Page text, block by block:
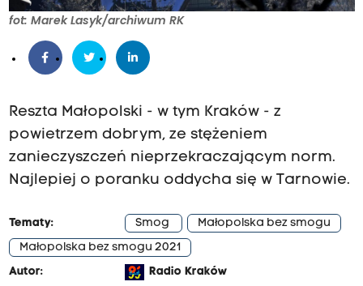
fot: Marek Lasyk/archiwum RK
Reszta Małopolski - w tym Kraków - z
powietrzem dobrym, ze stężeniem
zanieczyszczeń nieprzekraczającym norm.
Najlepiej o poranku oddycha się w Tarnowie.
Tematy: Smog
Małopolska bez smogu
Małopolska bez smogu 2021
Autor:
Radio Kraków